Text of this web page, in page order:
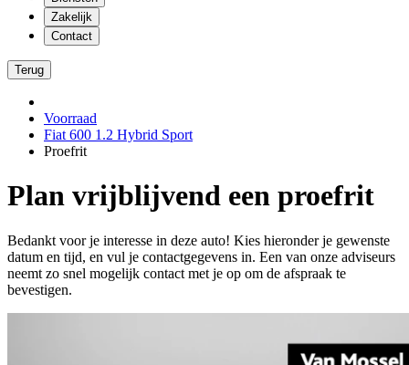
Zakelijk
Contact
Terug
Voorraad
Fiat 600 1.2 Hybrid Sport
Proefrit
Plan vrijblijvend een proefrit
Bedankt voor je interesse in deze auto! Kies hieronder je gewenste
datum en tijd, en vul je contactgegevens in. Een van onze adviseurs
neemt zo snel mogelijk contact met je op om de afspraak te
bevestigen.